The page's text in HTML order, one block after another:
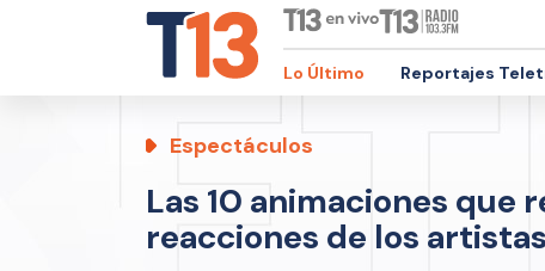
Lo Último Reportajes
Espectáculos
Las 10 animaciones que
reacciones de los